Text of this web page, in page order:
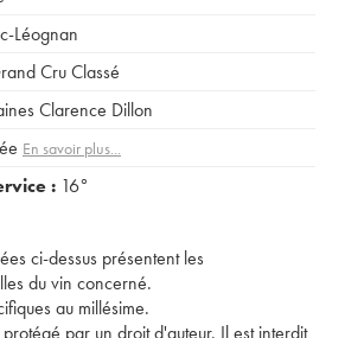
Léognan
Cru Classé
Clarence Dillon
En savoir plus...
: 16°
ci-dessus présentent les
du vin concerné.
au millésime.
par un droit d'auteur. Il est interdit